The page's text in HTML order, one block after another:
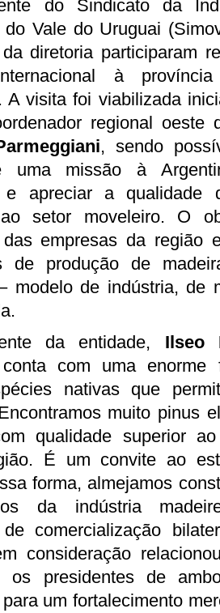
do Sindicato da
do Vale do Uruguai
diretoria participaram
à
A visita foi viabilizada
regional oeste
, sendo
uma missão à
e apreciar a qualidade
setor moveleiro. O
das empresas da região
de produção de
modelo de indústria, de
da entidade, Ilseo
conta com uma
nativas que
muito pinus
qualidade superior
É um convite ao
forma, almejamos
da indústria
de comercialização
consideração
os presidentes de
um fortalecimento